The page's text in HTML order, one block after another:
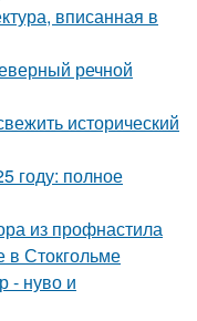
вписанная в
речной
исторический
году: полное
из профнастила
в Стокгольме
- нуво и